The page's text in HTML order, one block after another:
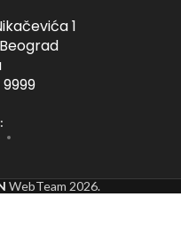
1
9999
WebTeam 2026.